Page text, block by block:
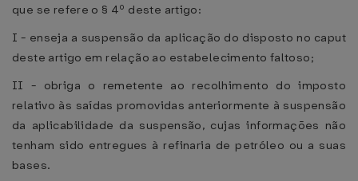
que se refere o § 4º deste artigo:
I - enseja a suspensão da aplicação do disposto no caput
deste artigo em relação ao estabelecimento faltoso;
II - obriga o remetente ao recolhimento do imposto
relativo às saídas promovidas anteriormente à suspensão
da aplicabilidade da suspensão, cujas informações não
tenham sido entregues à refinaria de petróleo ou a suas
bases.